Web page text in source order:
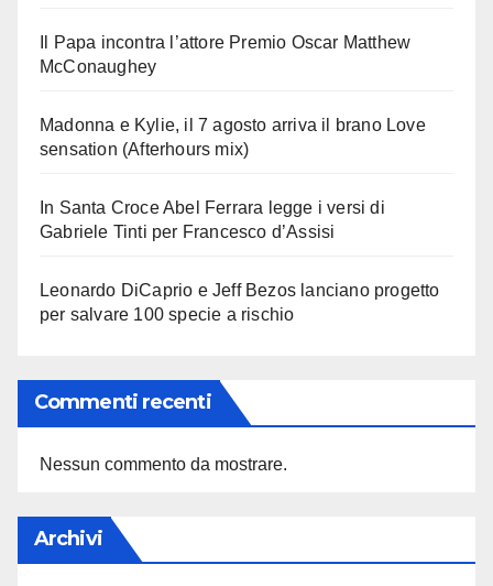
Il Papa incontra l’attore Premio Oscar Matthew
McConaughey
Madonna e Kylie, il 7 agosto arriva il brano Love
sensation (Afterhours mix)
In Santa Croce Abel Ferrara legge i versi di
Gabriele Tinti per Francesco d’Assisi
Leonardo DiCaprio e Jeff Bezos lanciano progetto
per salvare 100 specie a rischio
Commenti recenti
Nessun commento da mostrare.
Archivi